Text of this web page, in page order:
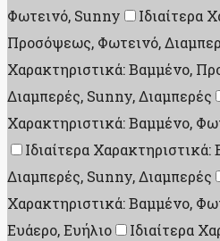
Φωτεινό, Sunny
Ιδιαίτερα
Προσόψεως, Φωτεινό,
Χαρακτηριστικά: Βαμμένο,
Διαμπερές, Sunny, Διαμπερές
Χαρακτηριστικά: Βαμμένο,
Ιδιαίτερα
Διαμπερές, Sunny, Διαμπερές
Χαρακτηριστικά: Βαμμένο,
Ευάερο, Ευήλιο
Ιδιαίτερα